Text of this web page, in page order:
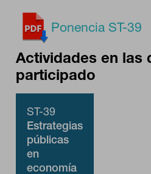
Ponencia ST-39
Actividades en las
participado
ST-39
Estrategias
públicas
en
economía